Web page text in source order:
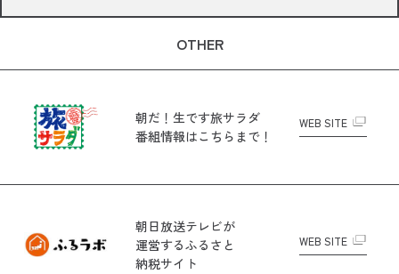
OTHER
朝だ！生です旅サラダ
番組情報はこちらまで！
WEB SITE
朝日放送テレビが
運営するふるさと
納税サイト
WEB SITE